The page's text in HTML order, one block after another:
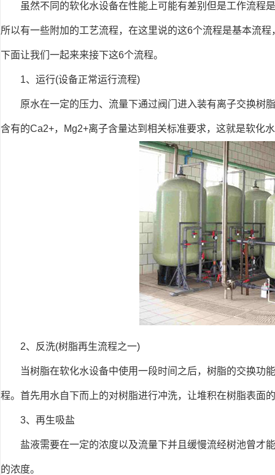
虽然不同的软化水设备在性能上可能有差别但是工作流程
所以有一些附加的工艺流程，在这里说的这6个流程是基本流
下面让我们一起来来接下这6个流程。
1、运行(设备正常运行流程)
原水在一定的压力、流量下通过阀门进入装有离子交换树
含有的Ca2+，Mg2+离子含量达到相关标准要求，这就是软化
2、反洗(树脂再生流程之一)
当树脂在软化水设备中使用一段时间之后，树脂的交换功
程。首先用水自下而上的对树脂进行冲洗，让堆积在树脂表面
3、再生吸盐
盐液需要在一定的浓度以及流量下并且缓慢流经树池曾才
的浓度。